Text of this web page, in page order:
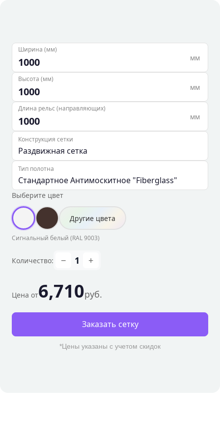
Ширина (мм)
мм
Высота (мм)
мм
Длина рельс (направляющих)
мм
Конструкция сетки
Тип полотна
Выберите цвет
Другие цвета
Сигнальный белый (RAL9003)
Количество: − 1 +
Цена от6,710руб.
Заказать сетку
*Цены указаны с учетом скидок